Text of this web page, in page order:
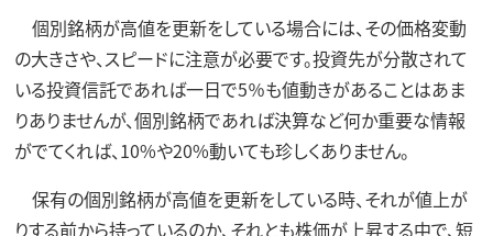
個別銘柄が高値を更新をしている場合には、その価格変動
の大きさや、スピードに注意が必要です。投資先が分散されて
いる投資信託であれば一日で5％も値動きがあることはあま
りありませんが、個別銘柄であれば決算など何か重要な情報
がでてくれば、10%や20%動いても珍しくありません。
保有の個別銘柄が高値を更新をしている時、それが値上が
りする前から持っているのか、それとも株価が上昇する中で、短